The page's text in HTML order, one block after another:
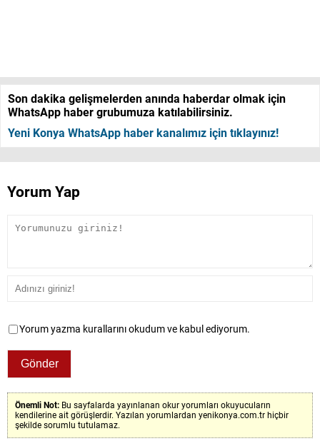
Son dakika gelişmelerden anında haberdar olmak için
WhatsApp haber grubumuza katılabilirsiniz.
Yeni Konya WhatsApp haber kanalımız için tıklayınız!
Yorum Yap
Yorum yazma kurallarını okudum ve kabul ediyorum.
Önemli Not: Bu sayfalarda yayınlanan okur yorumları okuyucuların
kendilerine ait görüşlerdir. Yazılan yorumlardan yenikonya.com.tr hiçbir
şekilde sorumlu tutulamaz.